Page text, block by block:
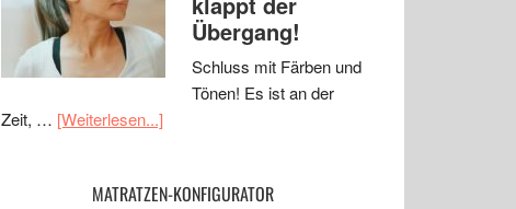
Übergang!
Schluss mit Färben und
Tönen! Es ist an der
Zeit, … [Weiterlesen...]
MATRATZEN-KONFIGURATOR